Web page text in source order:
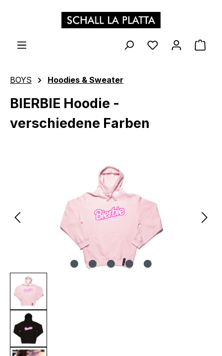
Zum Hauptinhalt springen
BOYS Hoodies & Sweater
BIERBIE Hoodie -
verschiedene Farben
Bildergalerie überspringen